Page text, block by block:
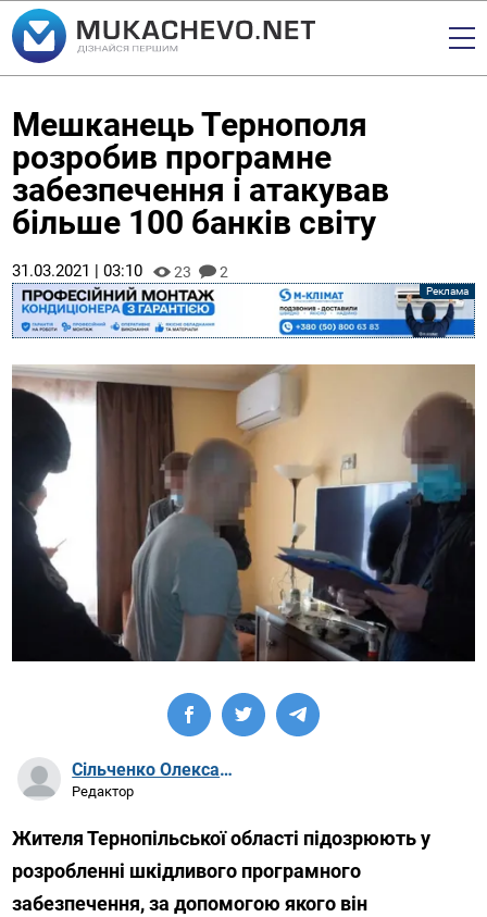
Мешканець Тернополя
розробив програмне
забезпечення і атакував
більше 100 банків світу
31.03.2021 | 03:10 23 2
Сільченко Олександр Артурович
Редактор
Жителя Тернопільської області підозрюють у
розробленні шкідливого програмного
забезпечення, за допомогою якого він